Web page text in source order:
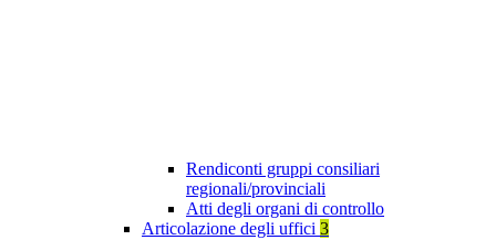
Rendiconti gruppi consiliari
regionali/provinciali
Atti degli organi di controllo
Articolazione degli uffici 3